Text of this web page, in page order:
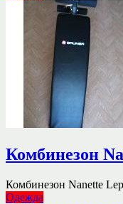
Комбинезон
Комбинезон Nanette
Одежда